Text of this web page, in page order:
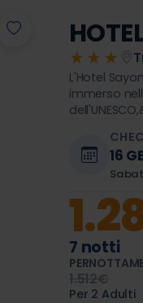
★★★
L'Hotel
immerso
viaggio
16
1.512€
7 notti
Per 2 Adulti